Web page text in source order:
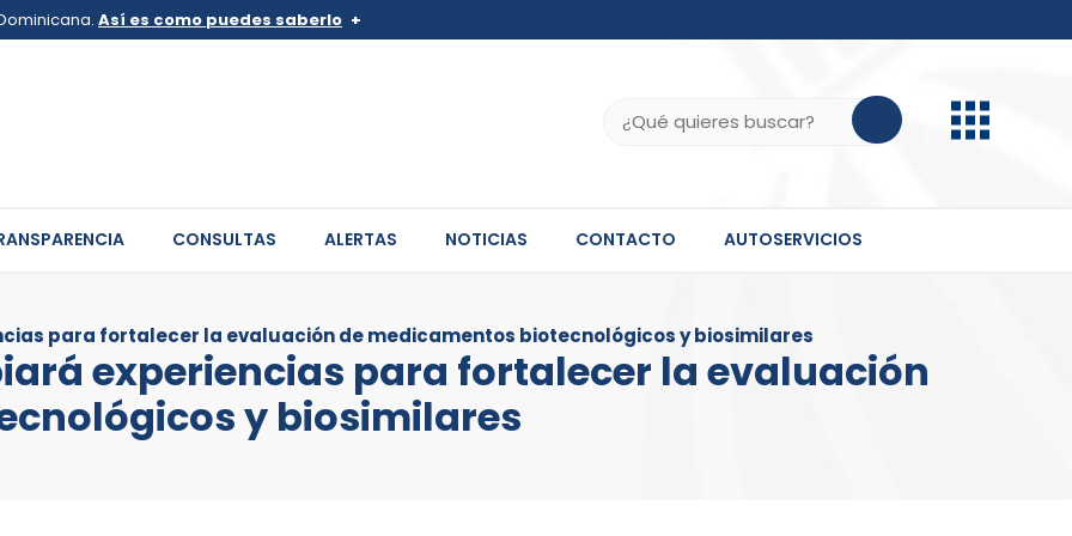
Así es como puedes saberlo
de .gob.do o .gov.do. Comparte información confidencial solo en este tipo de
CONSULTAS ALERTAS NOTICIAS CONTACTO AUTOSERVICIOS
para fortalecer la evaluación de medicamentos biotecnológicos y biosimilares
experiencias para fortalecer la evaluación
y biosimilares